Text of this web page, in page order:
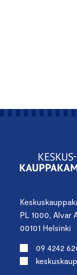
PL 1000, Alvar
00101 Helsinki
09 4242